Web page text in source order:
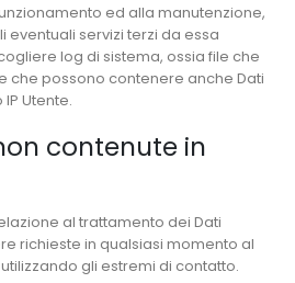
ed alla manutenzione,
eventuali servizi terzi da essa
log di sistema, ossia file che
che possono contenere anche Dati
Utente.
contenute in
al trattamento dei Dati
richieste in qualsiasi momento al
gli estremi di contatto.